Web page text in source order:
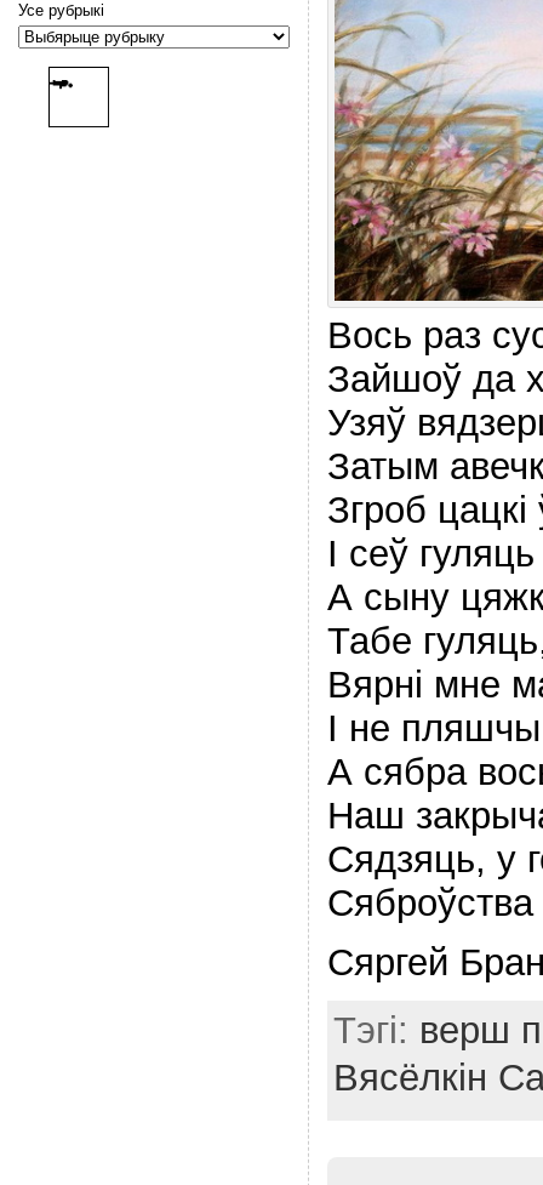
Усе рубрыкі
Вось раз
Зайшоў да
Узяў
Затым
Згроб цацкi
I сеў
А сыну
Табе
Вярнi мне
I не пляшчы
А сябра
Наш
Сядзяць, у
Сяргей
Тэгі: верш
Вясёлкін